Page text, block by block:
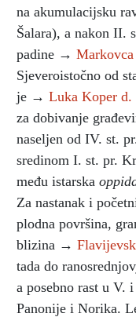
na akumulacijsku
Šalara), a nakon II.
padine → Markovca
Sjeveroistočno od
je → Luka Koper d.
za dobivanje
naseljen od IV. st.
sredinom I. st. pr.
među istarska
Za nastanak i
plodna površina,
blizina →
tada do
a posebno rast u V.
Panonije i Norika.